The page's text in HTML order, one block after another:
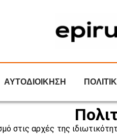
ΑΥΤΟΔΙΟΙΚΗΣΗ
στις αρχές της